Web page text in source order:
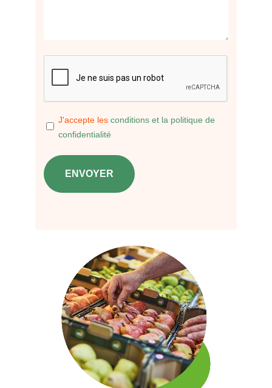
RGPDJ'accepte les conditions et la politique de
confidentialité